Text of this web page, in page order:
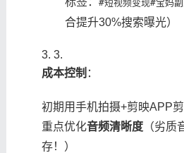
#短视频变现#宝妈
合提升30%搜索曝光）
3.
​成本控制​ ​：
初期用手机拍摄+剪映APP
重点优化​​音频清晰度​（劣质
存！）